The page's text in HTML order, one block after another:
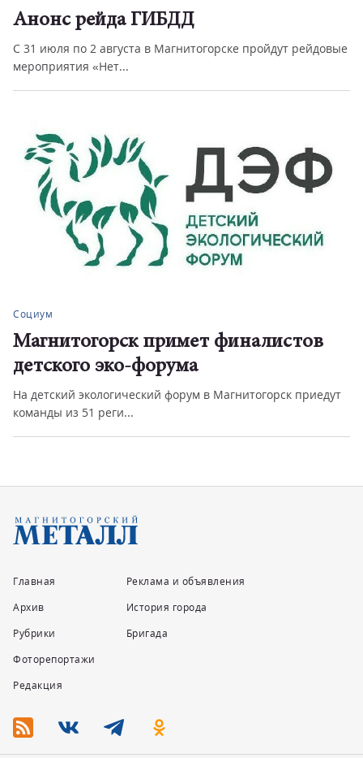
Анонс рейда ГИБДД
С 31 июля по 2 августа в Магнитогорске пройдут рейдовые
мероприятия «Нет...
Социум
Магнитогорск примет финалистов
детского эко-форума
На детский экологический форум в Магнитогорск приедут
команды из 51 реги...
Главная
Архив
Рубрики
Фоторепортажи
Редакция
Реклама и объявления
История города
Бригада